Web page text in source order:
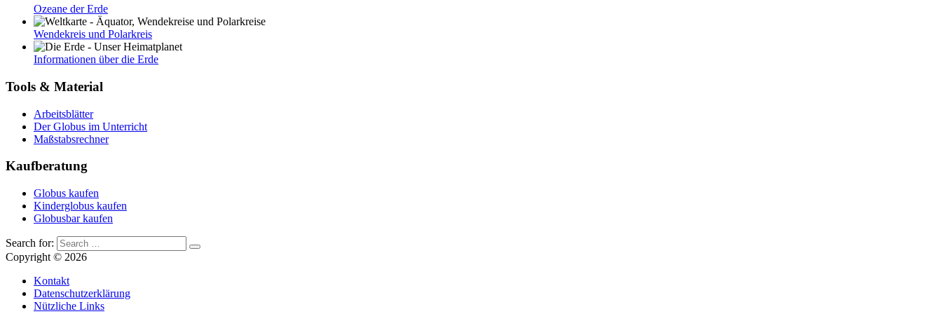
Ozeane der Erde
Wendekreis und Polarkreis
Informationen über die Erde
Tools & Material
Arbeitsblätter
Der Globus im Unterricht
Maßstabsrechner
Kaufberatung
Globus kaufen
Kinderglobus kaufen
Globusbar kaufen
Search for:
Copyright © 2026
Kontakt
Datenschutzerklärung
Nützliche Links